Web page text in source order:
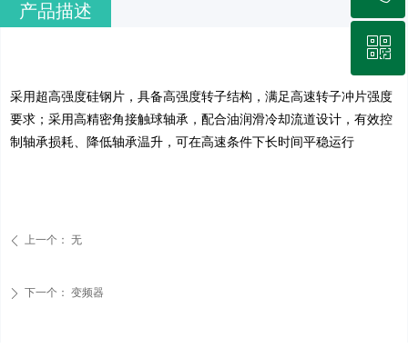
ꄴ 上一个： 无
ꄲ 下一个： 变频器
产品描述
采用超高强度硅钢片，具备高强度转子结构，满足高速转子冲片强度
要求；采用高精密角接触球轴承，配合油润滑冷却流道设计，有效控
制轴承损耗、降低轴承温升，可在高速条件下长时间平稳运行
0512-66931568
ꀥ
微信二维码